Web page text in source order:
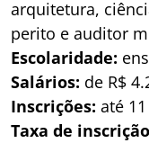
arquitetura,
perito e auditor
Escolaridade:
Salários: de R$
Inscrições: até
Taxa de